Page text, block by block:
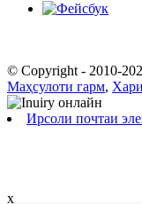
© Copyright - 2010-
Маҳсулоти гарм,
Ирсоли почтаи
x